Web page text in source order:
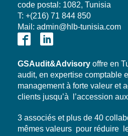
code postal: 1082, Tunisia
T: +(216) 71 844 850
Mail: admin@hlb-tunisia.com
GSAudit&Advisory offre en
audit, en expertise comptable
management à forte valeur et
clients jusqu’à l’accession
3 associés et plus de 40
mêmes valeurs pour réduire